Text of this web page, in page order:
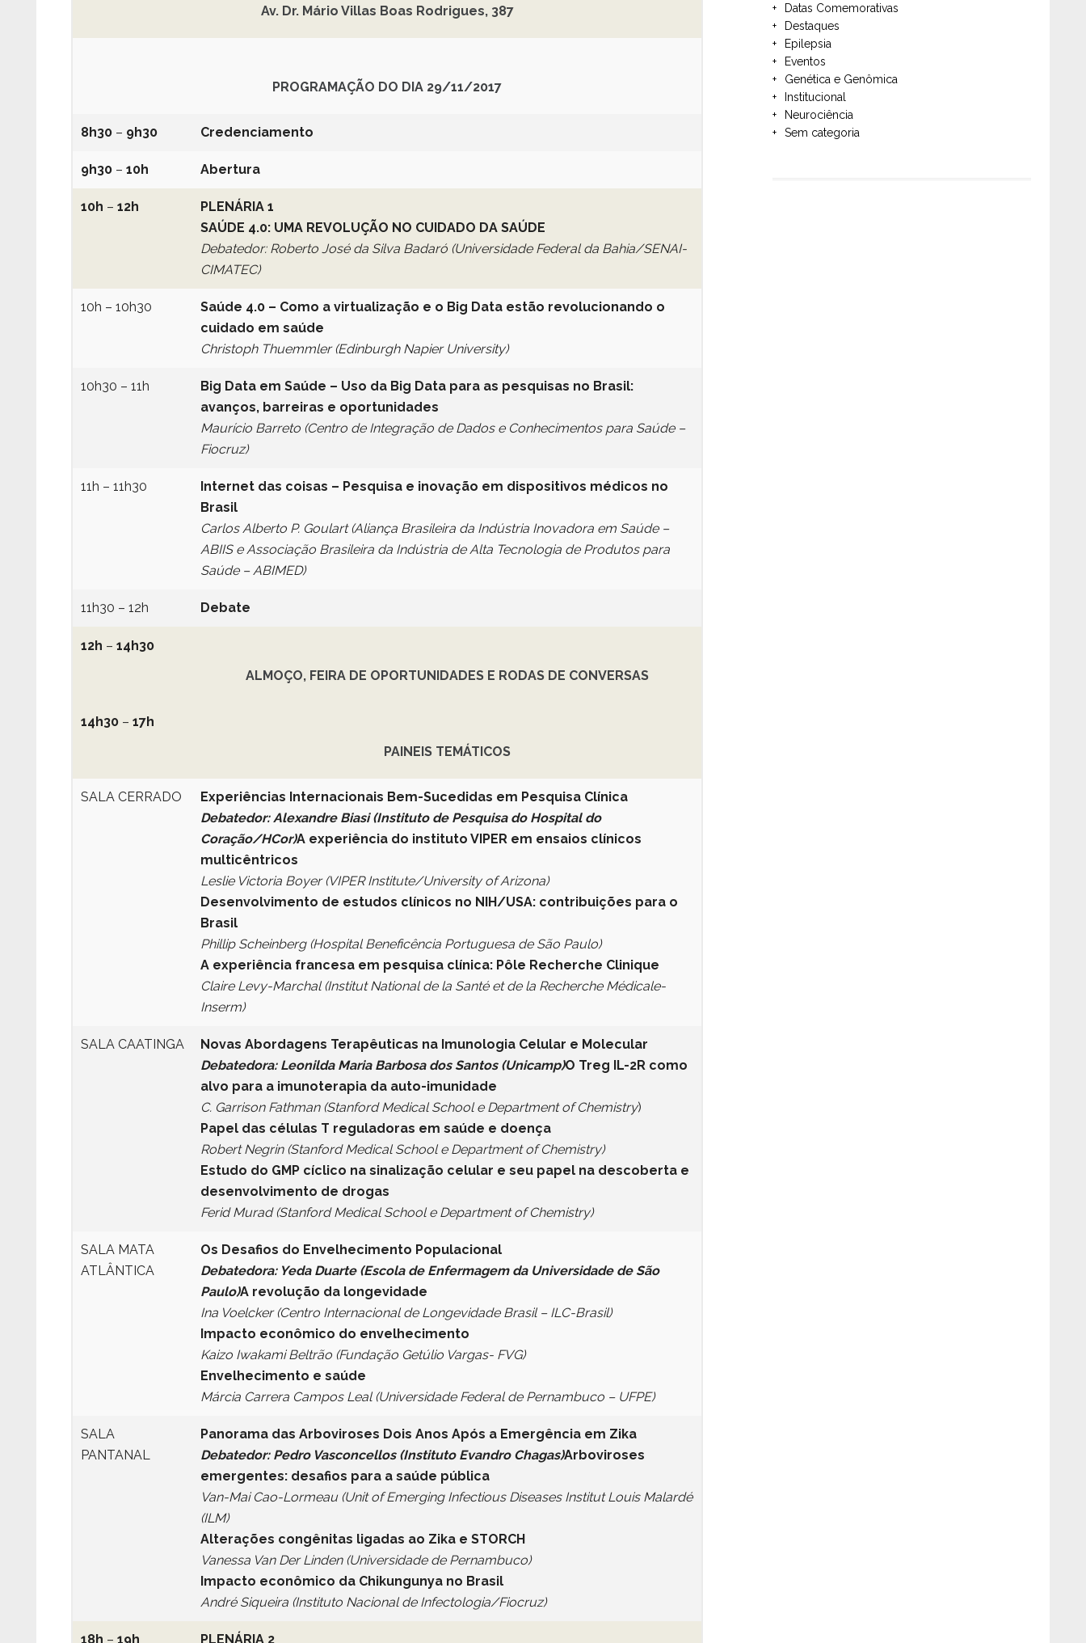
Av. Dr. Mário Villas Boas Rodrigues, 387
PROGRAMAÇÃO DO DIA 29/11/2017
8h30 – 9h30 Credenciamento
9h30 –10h Abertura
10h –12h
PLENÁRIA 1
SAÚDE 4.0: UMA REVOLUÇÃO NO CUIDADO DA SAÚDE
Debatedor: Roberto José da Silva Badaró (Universidade Federal da Bahia/SENAI-
CIMATEC)
10h – 10h30
Saúde 4.0 – Como a virtualização e o Big Data estão revolucionando o
cuidado em saúde
Christoph Thuemmler (Edinburgh Napier University)
10h30 – 11h
Big Data em Saúde – Uso da Big Data para as pesquisas no Brasil:
avanços, barreiras e oportunidades
Maurício Barreto (Centro de Integração de Dados e Conhecimentos para Saúde –
Fiocruz)
11h – 11h30
Internet das coisas – Pesquisa e inovação em dispositivos médicos no
Brasil
Carlos Alberto P. Goulart (Aliança Brasileira da Indústria Inovadora em Saúde –
ABIIS e Associação Brasileira da Indústria de Alta Tecnologia de Produtos para
Saúde – ABIMED)
11h30 – 12h Debate
12h –14h30
ALMOÇO, FEIRA DE OPORTUNIDADES E RODAS DE CONVERSAS
14h30 –17h
PAINEIS TEMÁTICOS
SALA CERRADO
Experiências Internacionais Bem-Sucedidas em Pesquisa Clínica
Debatedor: Alexandre Biasi (Instituto de Pesquisa do Hospital do
Coração/HCor)A experiência do instituto VIPER em ensaios clínicos
multicêntricos
Leslie Victoria Boyer (VIPER Institute/University of Arizona)
Desenvolvimento de estudos clínicos no NIH/USA: contribuições para o
Brasil
Phillip Scheinberg (Hospital Beneficência Portuguesa de São Paulo)
A experiência francesa em pesquisa clínica: Pôle Recherche Clinique
Claire Levy-Marchal (Institut National de la Santé et de la Recherche Médicale-
Inserm)
SALA CAATINGA
Novas Abordagens Terapêuticas na Imunologia Celular e Molecular
Debatedora: Leonilda Maria Barbosa dos Santos (Unicamp)O Treg IL-2R como
alvo para a imunoterapia da auto-imunidade
C. Garrison Fathman (Stanford Medical School e Department of Chemistry)
Papel das células T reguladoras em saúde e doença
Robert Negrin (Stanford Medical School e Department of Chemistry)
Estudo do GMP cíclico na sinalização celular e seu papel na descoberta e
desenvolvimento de drogas
Ferid Murad (Stanford Medical School e Department of Chemistry)
SALA MATA
ATLÂNTICA
Os Desafios do Envelhecimento Populacional
Debatedora: Yeda Duarte (Escola de Enfermagem da Universidade de São
Paulo)A revolução da longevidade
Ina Voelcker (Centro Internacional de Longevidade Brasil – ILC-Brasil)
Impacto econômico do envelhecimento
Kaizo Iwakami Beltrão (Fundação Getúlio Vargas- FVG)
Envelhecimento e saúde
Márcia Carrera Campos Leal (Universidade Federal de Pernambuco – UFPE)
SALA
PANTANAL
Panorama das Arboviroses Dois Anos Após a Emergência em Zika
Debatedor: Pedro Vasconcellos (Instituto Evandro Chagas)Arboviroses
emergentes: desafios para a saúde pública
Van-Mai Cao-Lormeau (Unit of Emerging Infectious Diseases Institut Louis Malardé
(ILM)
Alterações congênitas ligadas ao Zika e STORCH
Vanessa Van Der Linden (Universidade de Pernambuco)
Impacto econômico da Chikungunya no Brasil
André Siqueira (Instituto Nacional de Infectologia/Fiocruz)
18h –19h PLENÁRIA 2
Datas Comemorativas
Destaques
Epilepsia
Eventos
Genética e Genômica
Institucional
Neurociência
Sem categoria